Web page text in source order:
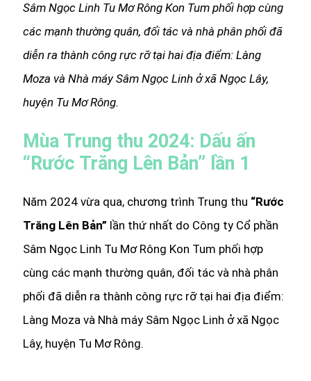
Sâm Ngọc Linh Tu Mơ Rông Kon Tum phối hợp cùng
các mạnh thường quân, đối tác và nhà phân phối đã
diễn ra thành công rực rỡ tại hai địa điểm: Làng
Moza và Nhà máy Sâm Ngọc Linh ở xã Ngọc Lây,
huyện Tu Mơ Rông.
Mùa Trung thu 2024: Dấu ấn
“Rước Trăng Lên Bản” lần 1
Năm 2024 vừa qua, chương trình Trung thu “Rước
Trăng Lên Bản” lần thứ nhất do Công ty Cổ phần
Sâm Ngọc Linh Tu Mơ Rông Kon Tum phối hợp
cùng các mạnh thường quân, đối tác và nhà phân
phối đã diễn ra thành công rực rỡ tại hai địa điểm:
Làng Moza và Nhà máy Sâm Ngọc Linh ở xã Ngọc
Lây, huyện Tu Mơ Rông.